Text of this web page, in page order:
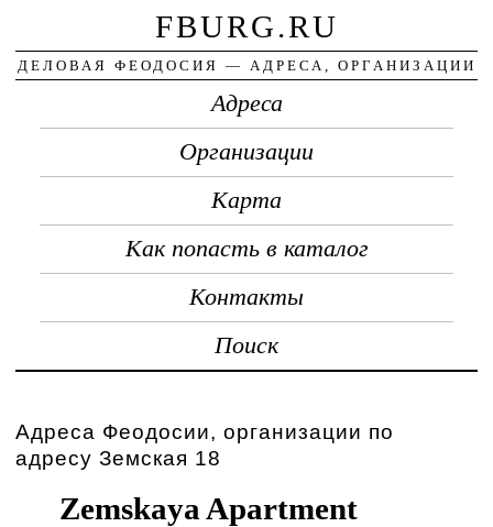
FBURG.RU
ДЕЛОВАЯ ФЕОДОСИЯ — АДРЕСА, ОРГАНИЗАЦИИ
Адреса
Организации
Карта
Как попасть в каталог
Контакты
Поиск
Адреса Феодосии, организации по
адресу Земская 18
Zemskaya Apartment